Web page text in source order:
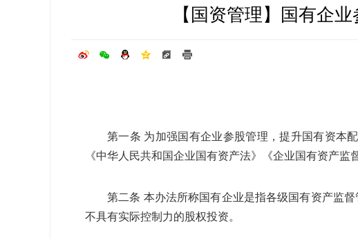
【国资管理】国有企
第一条 为加强国有企业参股管理，提升国有资本
《中华人民共和国企业国有资产法》《企业国有资产监
第二条 本办法所称国有企业是指各级国有资产监
不具有实际控制力的股权投资。